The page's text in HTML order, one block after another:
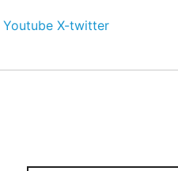
Youtube X-twitter